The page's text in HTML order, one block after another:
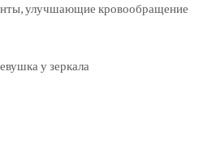
улучшающие кровообращение